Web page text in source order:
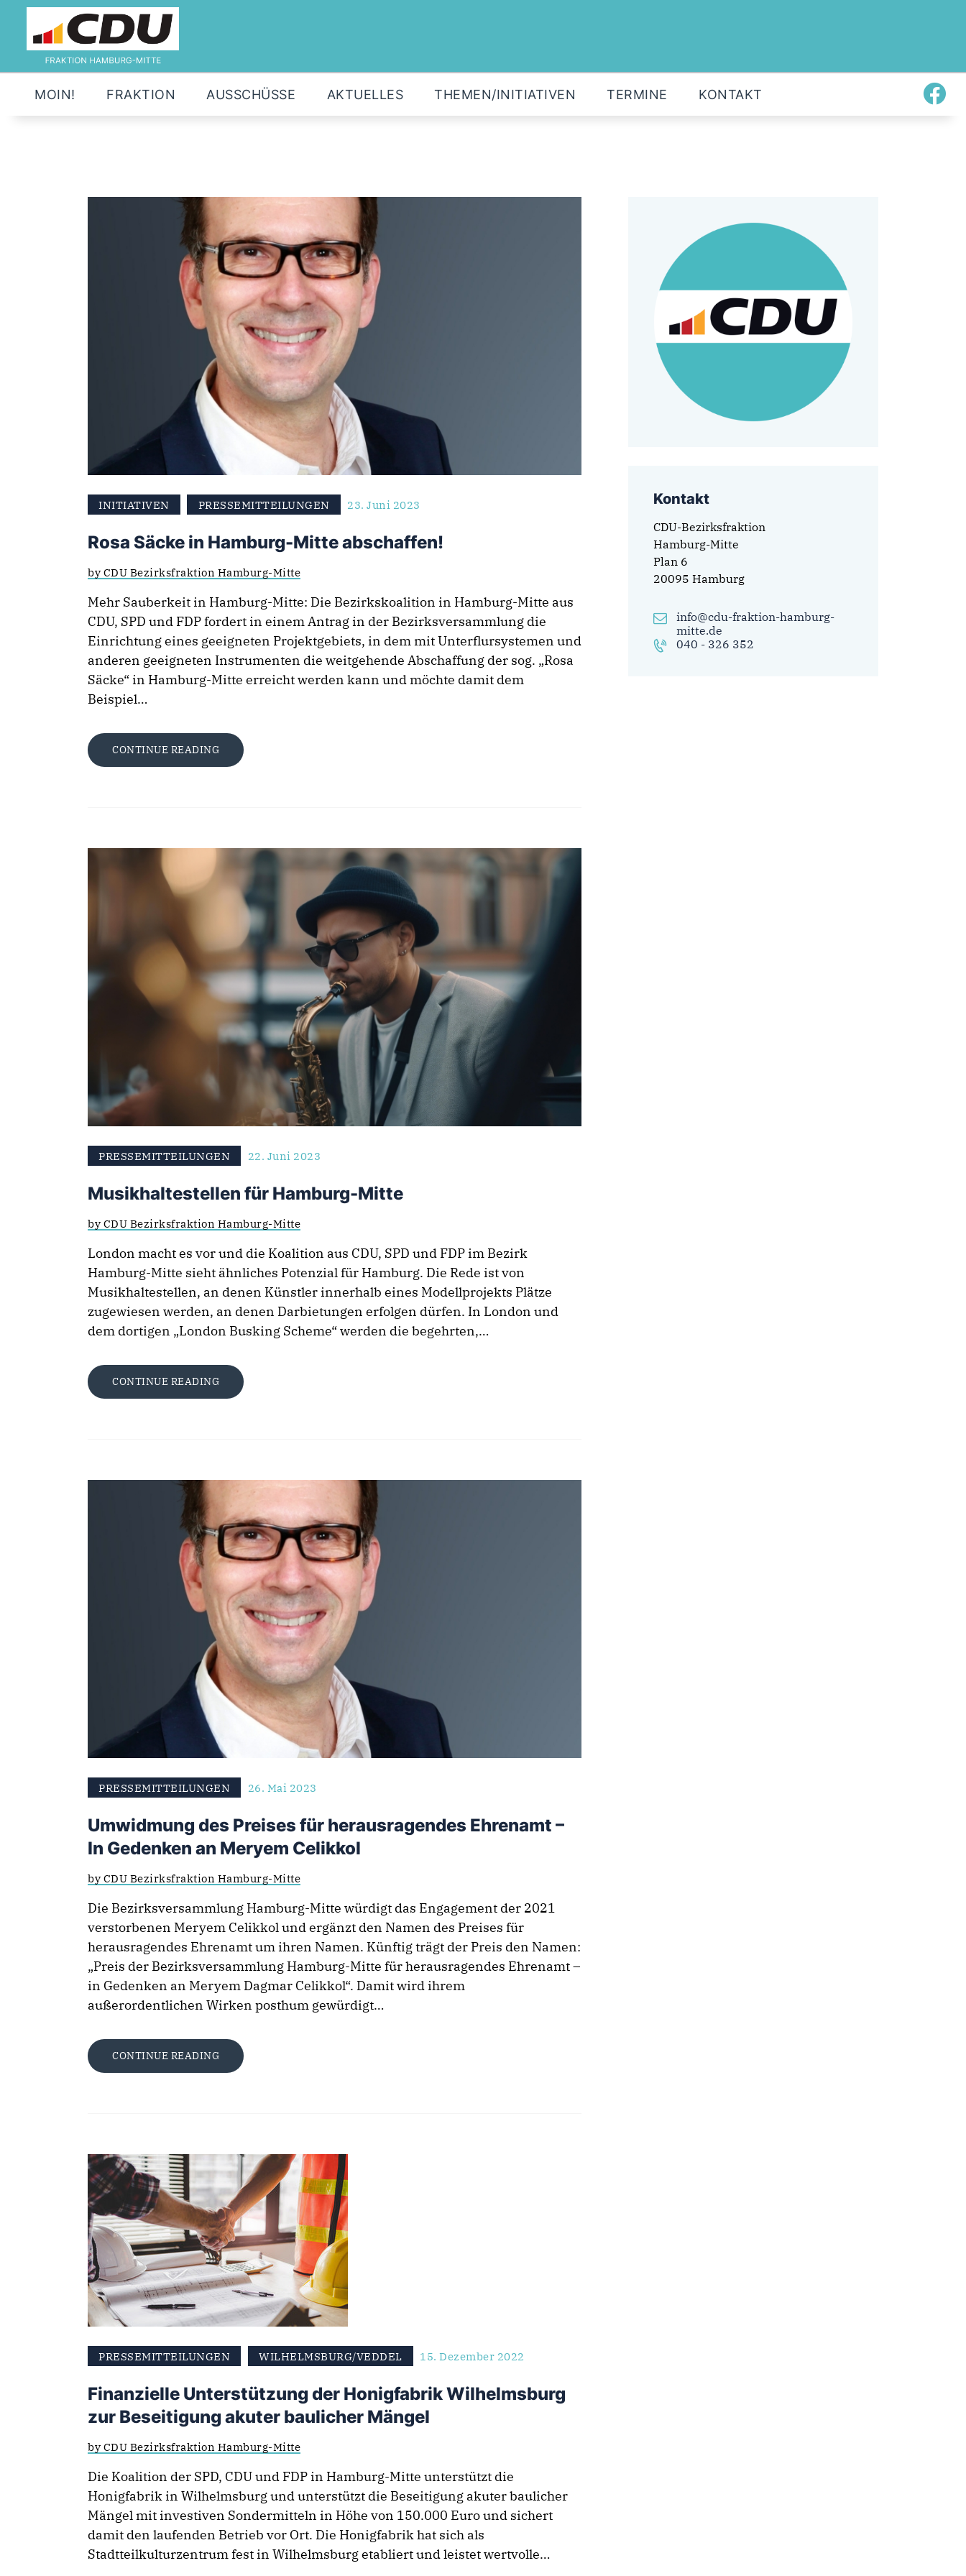
MOIN! FRAKTION AUSSCHÜSSE AKTUELLES THEMEN/INITIATIVEN TERMINE KONTAKT
AUSSCHÜSSE
TERMINE
KONTAKT
INITIATIVEN PRESSEMITTEILUNGEN 23. Juni 2023
Rosa Säcke in Hamburg-Mitte abschaffen!
by CDU Bezirksfraktion Hamburg-Mitte
Mehr Sauberkeit in Hamburg-Mitte: Die Bezirkskoalition in Hamburg-Mitte aus
CDU, SPD und FDP fordert in einem Antrag in der Bezirksversammlung die
Einrichtung eines geeigneten Projektgebiets, in dem mit Unterflursystemen und
anderen geeigneten Instrumenten die weitgehende Abschaffung der sog. „Rosa
Säcke“ in Hamburg-Mitte erreicht werden kann und möchte damit dem
Beispiel…
CONTINUE READING
PRESSEMITTEILUNGEN 22. Juni 2023
Musikhaltestellen für Hamburg-Mitte
by CDU Bezirksfraktion Hamburg-Mitte
London macht es vor und die Koalition aus CDU, SPD und FDP im Bezirk
Hamburg-Mitte sieht ähnliches Potenzial für Hamburg. Die Rede ist von
Musikhaltestellen, an denen Künstler innerhalb eines Modellprojekts Plätze
zugewiesen werden, an denen Darbietungen erfolgen dürfen. In London und
dem dortigen „London Busking Scheme“ werden die begehrten,…
CONTINUE READING
PRESSEMITTEILUNGEN 26. Mai 2023
Umwidmung des Preises für herausragendes Ehrenamt –
In Gedenken an Meryem Celikkol
by CDU Bezirksfraktion Hamburg-Mitte
Die Bezirksversammlung Hamburg-Mitte würdigt das Engagement der 2021
verstorbenen Meryem Celikkol und ergänzt den Namen des Preises für
herausragendes Ehrenamt um ihren Namen. Künftig trägt der Preis den Namen:
„Preis der Bezirksversammlung Hamburg-Mitte für herausragendes Ehrenamt –
in Gedenken an Meryem Dagmar Celikkol“. Damit wird ihrem
außerordentlichen Wirken posthum gewürdigt…
CONTINUE READING
PRESSEMITTEILUNGEN WILHELMSBURG/VEDDEL 15. Dezember 2022
Finanzielle Unterstützung der Honigfabrik Wilhelmsburg
zur Beseitigung akuter baulicher Mängel
by CDU Bezirksfraktion Hamburg-Mitte
Die Koalition der SPD, CDU und FDP in Hamburg-Mitte unterstützt die
Honigfabrik in Wilhelmsburg und unterstützt die Beseitigung akuter baulicher
Mängel mit investiven Sondermitteln in Höhe von 150.000 Euro und sichert
damit den laufenden Betrieb vor Ort. Die Honigfabrik hat sich als
Stadtteilkulturzentrum fest in Wilhelmsburg etabliert und leistet wertvolle…
Kontakt
CDU-Bezirksfraktion
Hamburg-Mitte
Plan 6
20095 Hamburg
info@cdu-fraktion-hamburg-
mitte.de
040 - 326 352